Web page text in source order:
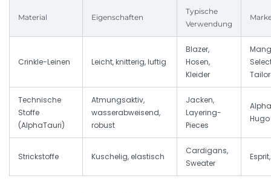
Material Eigenschaften
Typische
Verwendung
Crinkle-Leinen Leicht, knitterig, luftig
Blazer,
Hosen,
Kleider
Tailor
Technische
Stoffe
(AlphaTauri)
Atmungsaktiv,
wasserabweisend,
robust
Jacken,
Layering-
Pieces
Strickstoffe Kuschelig, elastisch
Cardigans,
Sweater